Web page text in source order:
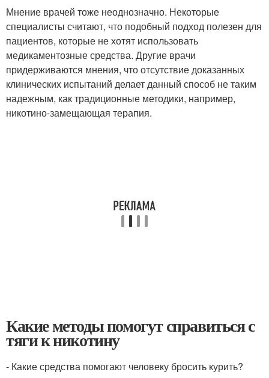
Мнение врачей тоже неоднозначно. Некоторые
специалисты считают, что подобный подход полезен для
пациентов, которые не хотят использовать
медикаментозные средства. Другие врачи
придерживаются мнения, что отсутствие доказанных
клинических испытаний делает данный способ не таким
надежным, как традиционные методики, например,
никотино-замещающая терапия.
Какие методы помогут справиться с
тяги к никотину
- Какие средства помогают человеку бросить курить?